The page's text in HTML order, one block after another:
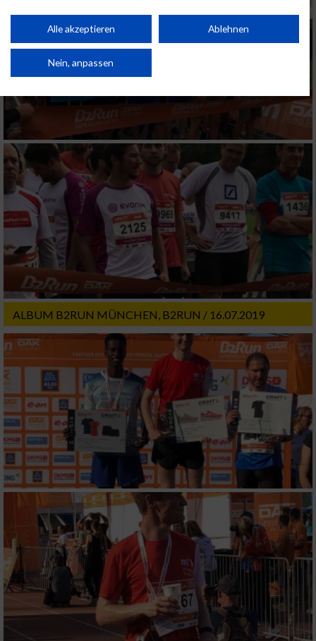
ALBUM B2RUN MÜNCHEN, B2RUN / 16.07.2019
Performance von Inhalten. Analyse von Zielgruppen durch Statistiken oder
Kombinationen von Daten aus verschiedenen Quellen. Entwicklung und
von Inhalten.
Daten können außerhalb der Europäischen Union weitergegeben und in die
Website/App.
Partnerliste anzeigen (1 IAB-Anbieter)
Wir nutzen Ihre Daten für folgende Zwecke:
IAB-Verarbeitungszwecke:
Speichern von oder Zugriff auf Informationen
auf einem Endgerät
Verwendung reduzierter Daten zur Auswahl
von Werbeanzeigen
Erstellung von Profilen für personalisierte
Werbung
Verwendung von Profilen zur Auswahl
personalisierter Werbung
Erstellung von Profilen zur Personalisierung
von Inhalten
Verwendung von Profilen zur Auswahl
personalisierter Inhalte
Messung der Werbeleistung
Messung der Performance von Inhalten
Analyse von Zielgruppen durch Statistiken
oder Kombinationen von Daten aus
verschiedenen Quellen
Entwicklung und Verbesserung der Angebote
Verwendung reduzierter Daten zur Auswahl
Alle akzeptieren Ablehnen
Nein, anpassen